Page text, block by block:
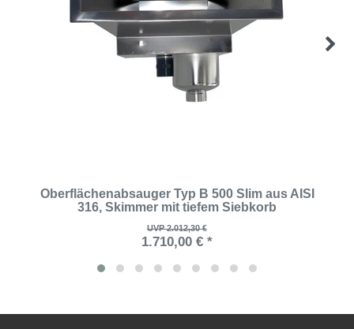
Oberflächenabsauger Typ B 500 Slim aus AISI
316, Skimmer mit tiefem Siebkorb
UVP 2.012,30 €
1.710,00 € *